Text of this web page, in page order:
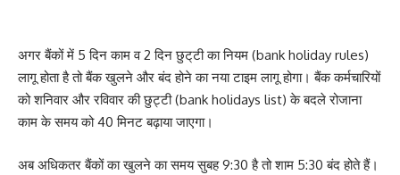
अगर बैंकों में 5 दिन काम व 2 दिन छुट्‌टी का नियम (bank holiday rules)
लागू होता है तो बैंक खुलने और बंद होने का नया टाइम लागू होगा। बैंक कर्मचारियों
को शनिवार और रविवार की छुट्टी (bank holidays list) के बदले रोजाना
काम के समय को 40 मिनट बढ़ाया जाएगा।
अब अधिकतर बैंकों का खुलने का समय सुबह 9:30 है तो शाम 5:30 बंद होते हैं।